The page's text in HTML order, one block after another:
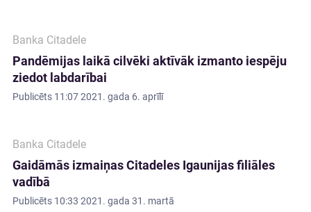
Banka Citadele
Pandēmijas laikā cilvēki aktīvāk izmanto iespēju
ziedot labdarībai
Publicēts 11:07 2021. gada 6. aprīlī
Banka Citadele
Gaidāmās izmaiņas Citadeles Igaunijas filiāles
vadībā
Publicēts 10:33 2021. gada 31. martā